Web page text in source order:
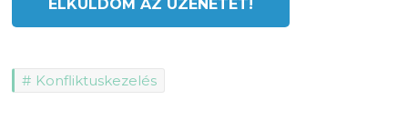
Konfliktuskezelés